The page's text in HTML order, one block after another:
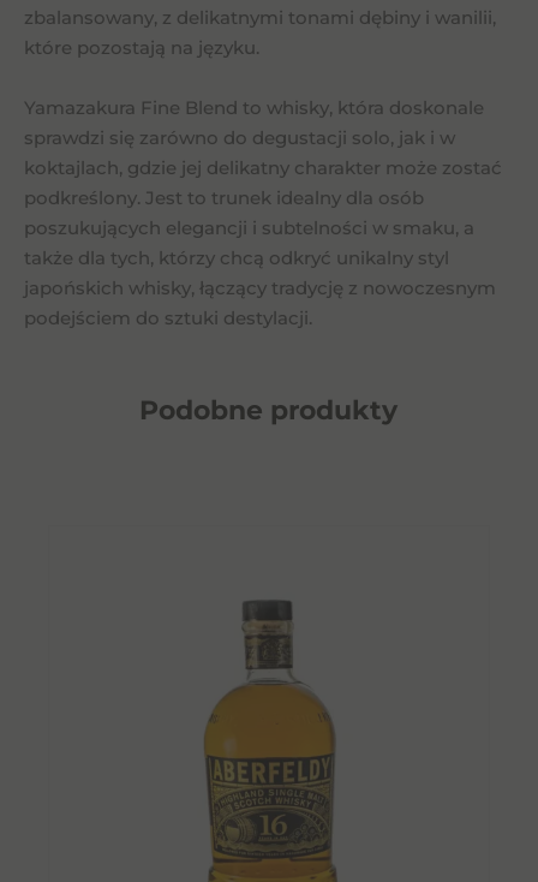
zbalansowany, z delikatnymi tonami dębiny i wanilii,
które pozostają na języku.
Yamazakura Fine Blend to whisky, która doskonale
sprawdzi się zarówno do degustacji solo, jak i w
koktajlach, gdzie jej delikatny charakter może zostać
podkreślony. Jest to trunek idealny dla osób
poszukujących elegancji i subtelności w smaku, a
także dla tych, którzy chcą odkryć unikalny styl
japońskich whisky, łączący tradycję z nowoczesnym
podejściem do sztuki destylacji.
Podobne produkty